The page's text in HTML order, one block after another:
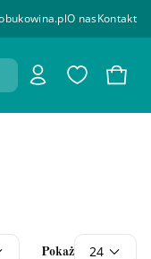
O nasKontakt
Pokaż 24